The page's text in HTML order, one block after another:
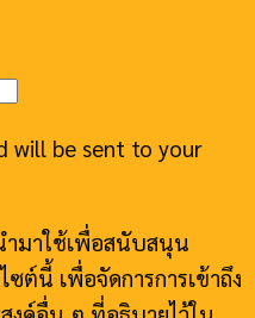
will be sent to your
มาใช้เพื่อสนับสนุน
ต์นี้ เพื่อจัดการการเข้าถึง